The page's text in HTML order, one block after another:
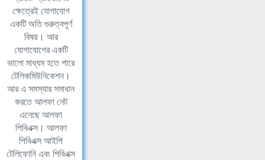
ক্ষেত্রেই যোগাযোগ
একটি অতি গুরুত্বপূর্ণ
বিষয়। আর
যোগাযোগের একটি
ভালো মাধ্যম হতে পারে
টেলিকমিউনিকেশন।
আর এ সমস্যার সমাধান
করতে আলফা নেট
এনেছে আলফা
পিবিএক্স। আলফা
পিবিএক্স আইপি
টেলিফোনি এবং পিবিএক্স